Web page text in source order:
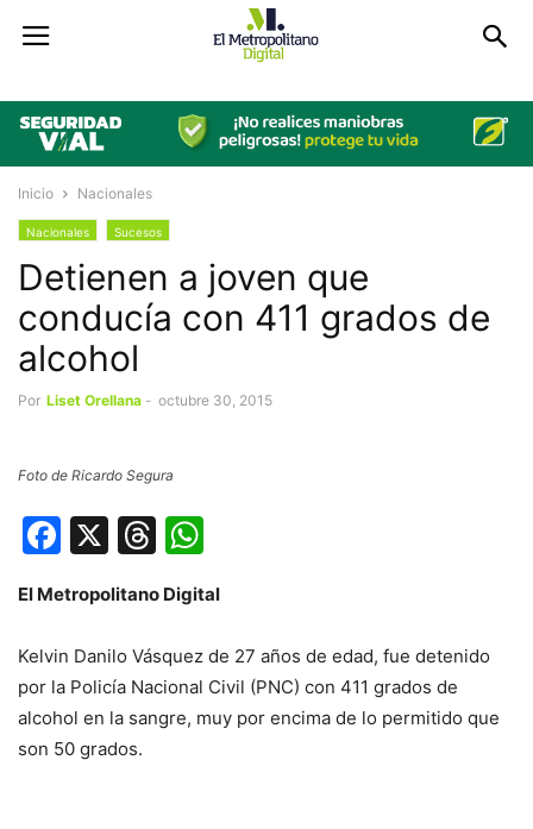
Inicio Nacionales
Nacionales Sucesos
Detienen a joven que
conducía con 411 grados de
alcohol
Por Liset Orellana - octubre 30, 2015
Foto de Ricardo Segura
Facebook
X Threads
El Metropolitano Digital
Kelvin Danilo Vásquez de 27 años de edad, fue detenido
por la Policía Nacional Civil (PNC) con 411 grados de
alcohol en la sangre, muy por encima de lo permitido que
son 50 grados.